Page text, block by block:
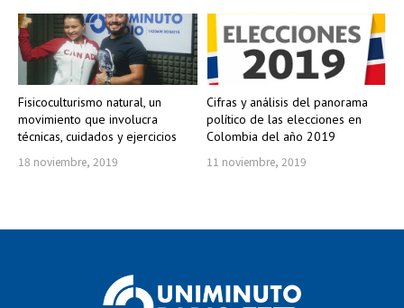
Fisicoculturismo natural, un
movimiento que involucra
técnicas, cuidados y ejercicios
18 noviembre, 2019
Cifras y análisis del panorama
político de las elecciones en
Colombia del año 2019
11 noviembre, 2019